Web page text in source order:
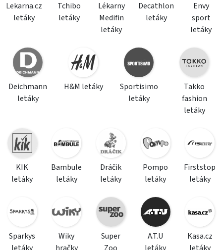
Lekarna.cz
letáky
Tchibo
letáky
Lékarny
Medifin
letáky
Decathlon
letáky
Envy
sport
letáky
Deichmann
letáky
H&M letáky
Sportisimo
letáky
Takko
fashion
letáky
KIK
letáky
Bambule
letáky
Dráčik
letáky
Pompo
letáky
Firststop
letáky
Sparkys
Wiky
Super
A.T.U
Kasa.cz